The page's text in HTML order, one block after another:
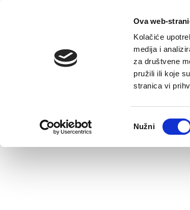
Ova web-
Kolačiće
medija i
za društvene
pružili ili koje
stranica vi
pristanka
Nužni